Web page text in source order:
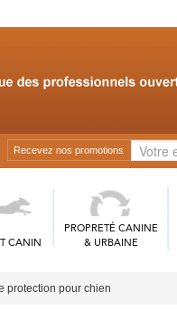
Recevez nos promotions
CANIN
PROPRETÉ CANINE
& URBAINE
protection pour chien